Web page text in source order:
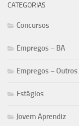
CATEGORIAS
Concursos
Empregos – BA
Empregos –
Estágios
Jovem Aprendiz